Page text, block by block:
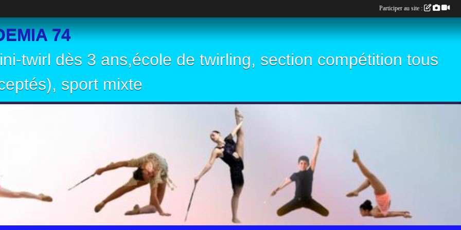
74
twirl dès 3 ans,école de twirling, section compétition tous
sport mixte
Participer au site :